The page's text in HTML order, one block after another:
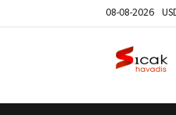
08-08-2026
Nöbetçi Eczaneler